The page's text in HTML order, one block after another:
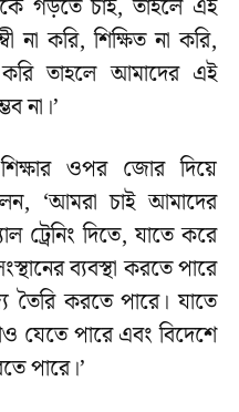
গড়তে চাই, তাহলে এই
না করি, শিক্ষিত না করি,
করি তাহলে আমাদের এই
না।’
শিক্ষার ওপর জোর দিয়ে
‘আমরা চাই আমাদের
ট্রেনিং দিতে, যাতে করে
ব্যবস্থা করতে পারে
তৈরি করতে পারে। যাতে
যেতে পারে এবং বিদেশে
পারে।’